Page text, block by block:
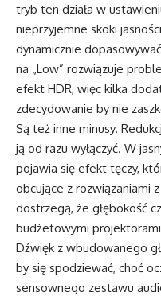
tryb ten działa w
nieprzyjemne skoki
dynamicznie
na „Low” rozwiązuje
efekt HDR, więc kilka
zdecydowanie by nie
Są też inne minusy.
ją od razu wyłączyć. W
pojawia się efekt tęczy,
obcujące z rozwiązaniami
dostrzegą, że głębokość
budżetowymi
Dźwięk z wbudowanego
by się spodziewać, choć
sensownego zestawu